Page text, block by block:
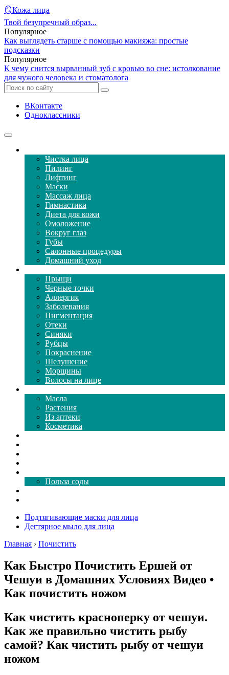
🪞Кожа лица
Твой безупречный образ...
Популярное
Как выглядеть старше с помощью макияжа: простые
подсказки
Популярное
К чему снится вырванный зуб с кровью во сне: истолкование
для чужого человека и стоматолога
ВКонтакте
Одноклассники
Чистка лица
Пилинг
Лифтинг
Маски
Массаж лица
Гимнастика
Диета для кожи
Омоложение
Вокруг глаз
Губы
Салонные процедуры
Домашний уход
Прыщи
Черные точки
Аллергия
Заболевания
Пигментация
Отеки
Синяки
Рубцы
Покраснение
Шелушение
Морщины
Волосы на лице
Масла
Растения
Из аптеки
Косметика
Польза соды
Подтягивающие маски для лица
Дегтярное мыло для лица
Главная › Почистить
Как Быстро Почистить Ершей от
Чешуи в Домашних Условиях Видео •
Как почистить ножом
Как чистить красноперку от чешуи.
Как же правильно чистить рыбу
самой? Как чистить рыбу от чешуи
ножом